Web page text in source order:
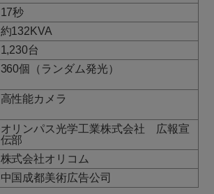
17秒
約132KVA
1,230台
360個（ランダム発光）
高性能カメラ
オリンパス光学工業株式会社 広報宣
伝部
株式会社オリコム
中国成都美術広告公司